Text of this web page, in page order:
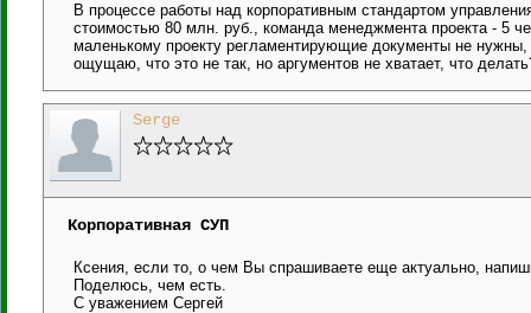
В процессе работы над корпоративным стандартом
стоимостью 80 млн. руб., команда менеджмента проекта - 5
маленькому проекту регламентирующие документы не
ощущаю, что это не так, но аргументов не хватает, что
Serge
Корпоративная СУП
Ксения, если то, о чем Вы спрашиваете еще актуально,
Поделюсь, чем есть.
С уважением Сергей